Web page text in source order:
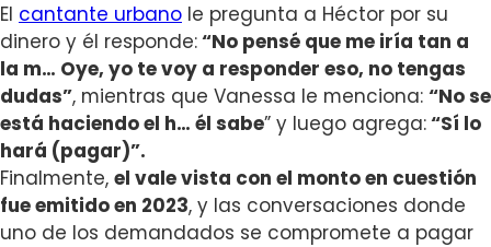
El cantante urbano le pregunta a Héctor por su
dinero y él responde:“No pensé que me iría tan a
la m… Oye, yo te voy a responder eso, no tengas
dudas”, mientras que Vanessa le menciona: “No se
está haciendo el h… él sabe” y luego agrega:“Sí lo
hará (pagar)”.
Finalmente, el vale vista con el monto en cuestión
fue emitido en 2023, y las conversaciones donde
uno de los demandados se compromete a pagar